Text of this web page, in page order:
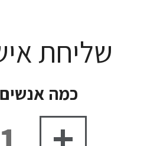
שליחת
כמה